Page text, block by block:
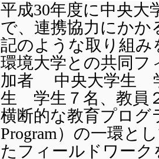
平成30年度に中央大
で、連携協力にかか
記のような取り組み
環境大学との共同フ
加者 中央大学生
生 学生７名、教員
横断的な教育プログ
Program）の一環と
たフィールドワーク